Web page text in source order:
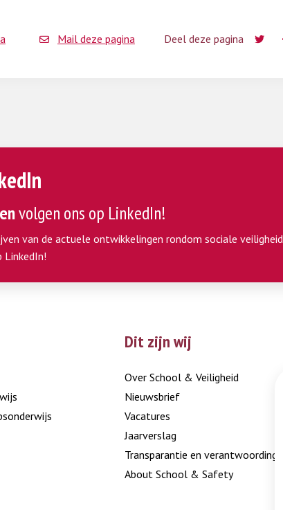
Mail deze pagina Deel deze pagina
volgen ons op LinkedIn!
van de actuele ontwikkelingen rondom sociale
LinkedIn!
Dit zijn wij
Over School & Veiligheid
Nieuwsbrief
Vacatures
Jaarverslag
Transparantie en verantwoording
About School & Safety